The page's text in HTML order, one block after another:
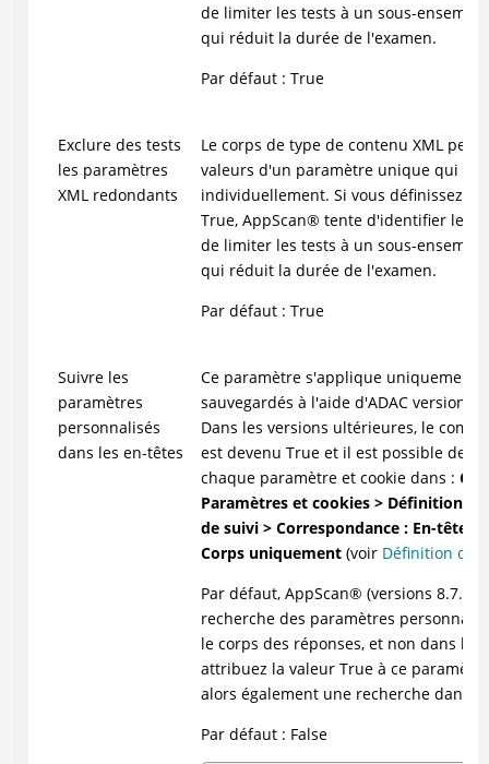
de limiter les tests à un sous-
qui réduit la durée de l'examen.
Par défaut : True
Exclure des tests
les paramètres
XML redondants
Le corps de type de contenu XML
valeurs d'un paramètre unique qui
individuellement. Si vous définissez
True, AppScan® tente d'identifier les
de limiter les tests à un sous-
qui réduit la durée de l'examen.
Par défaut : True
Suivre les
paramètres
personnalisés
dans les en-têtes
Ce paramètre s'applique uniquement
sauvegardés à l'aide d'ADACversion
Dans les versions ultérieures, le
est devenu True et il est possible de
chaque paramètre et cookie dans :
Paramètres et cookies > Définition
de suivi > Correspondance : En-tête
Corps uniquement(voir Définition de
Par défaut, AppScan® (versions
recherche des paramètres
le corps des réponses, et non dans
attribuez la valeur True à ce
alors également une recherche dans
Par défaut : False